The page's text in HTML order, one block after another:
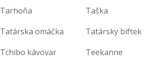
Tarhoňa
Taška
Tatárska omáčka
Tatársky biftek
Tchibo kávovar
Teekanne